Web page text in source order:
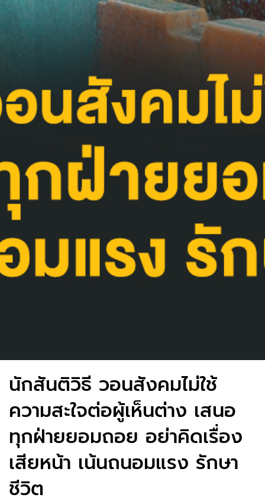
นักสันติวิธี วอนสังคมไม่ใช้
ความสะใจต่อผู้เห็นต่าง เสนอ
ทุกฝ่ายยอมถอย อย่าคิดเรื่อง
เสียหน้า เน้นถนอมแรง รักษา
ชีวิต